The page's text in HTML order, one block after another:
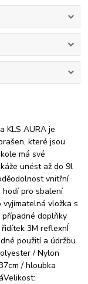
KLS AURA je
které jsou
má své
unést až do 9l
vnitřní
hodí pro sbalení
vložka s
případné doplňky
3M reflexnÍ
použití a údržbu
/ Nylon
/ hloubka